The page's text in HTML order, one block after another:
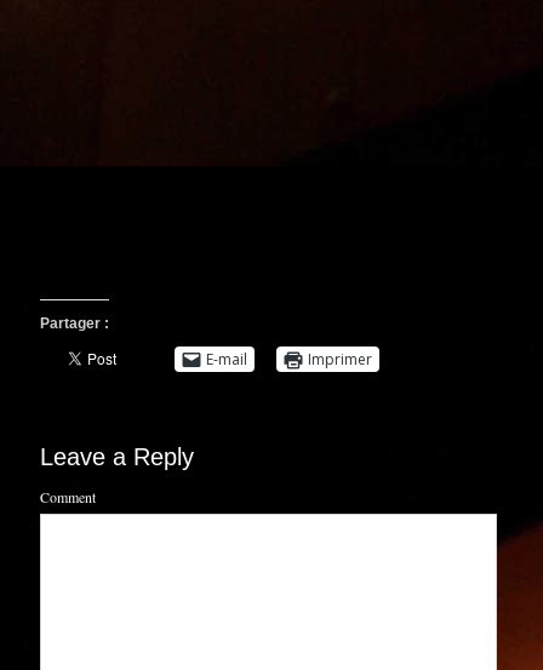
Partager :
E-mail Imprimer
Leave a Reply
Comment